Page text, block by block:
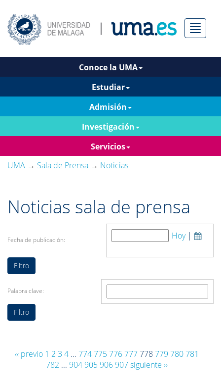
Menú
Conoce la UMA
Estudiar
Admisión
Investigación
Servicios
UMA → Sala de Prensa → Noticias
Noticias sala de prensa
Fecha de publicación: Hoy|
Palabra clave:
‹‹ previo 1 2 3 4... 774 775 776 777 778 779 780 781
782 ... 904 905 906 907 siguiente ››